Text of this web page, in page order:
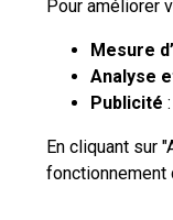
Pour améliorer
Mesure
Analyse
Publicité
En cliquant sur
fonctionnement
Code
La
Si